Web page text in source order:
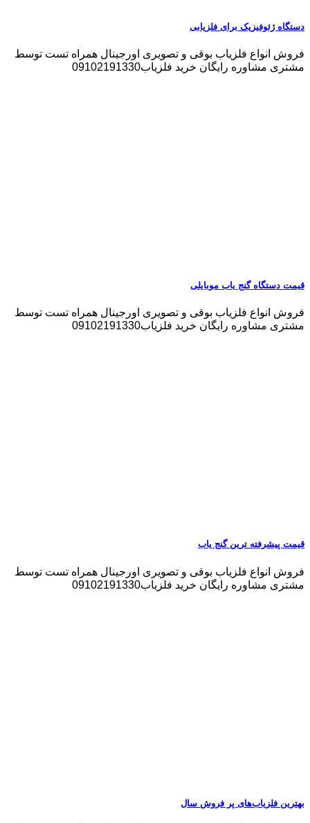
دستگاه ژئوفیزیک برای فلزیابی
فروش انواع فلزیاب بوقی و تصویری اورجینال همراه تست توسط
مشتری مشاوره رایگان خرید فلزیاب09102191330
قیمت دستگاه گنج یاب موبایلی
فروش انواع فلزیاب بوقی و تصویری اورجینال همراه تست توسط
مشتری مشاوره رایگان خرید فلزیاب09102191330
قیمت پیشرفته ترین گنج یاب
فروش انواع فلزیاب بوقی و تصویری اورجینال همراه تست توسط
مشتری مشاوره رایگان خرید فلزیاب09102191330
بهترین فلزیاب‌های پر فروش سال